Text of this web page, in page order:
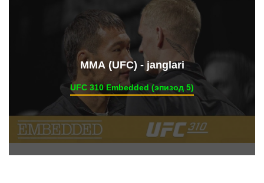
ММА (UFC) - janglari
UFC 310 Embedded (эпизод 5)